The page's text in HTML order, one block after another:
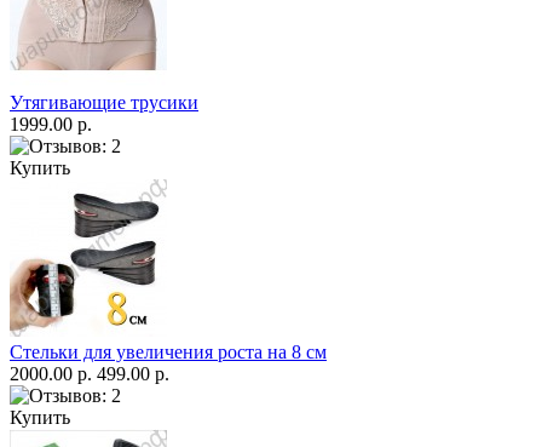
Утягивающие трусики
1999.00 р.
Купить
Стельки для увеличения роста на 8 см
2000.00 р. 499.00 р.
Купить